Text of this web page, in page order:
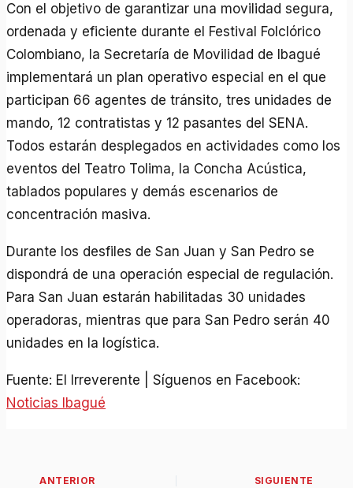
Con el objetivo de garantizar una movilidad segura,
ordenada y eficiente durante el Festival Folclórico
Colombiano, la Secretaría de Movilidad de Ibagué
implementará un plan operativo especial en el que
participan 66 agentes de tránsito, tres unidades de
mando, 12 contratistas y 12 pasantes del SENA.
Todos estarán desplegados en actividades como los
eventos del Teatro Tolima, la Concha Acústica,
tablados populares y demás escenarios de
concentración masiva.
Durante los desfiles de San Juan y San Pedro se
dispondrá de una operación especial de regulación.
Para San Juan estarán habilitadas 30 unidades
operadoras, mientras que para San Pedro serán 40
unidades en la logística.
Fuente: El Irreverente | Síguenos en Facebook:
Noticias Ibagué